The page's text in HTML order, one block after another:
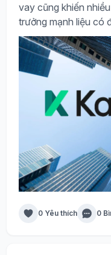
vay cũng khiến
trưởng mạnh liệu có
0 Yêu thích 0